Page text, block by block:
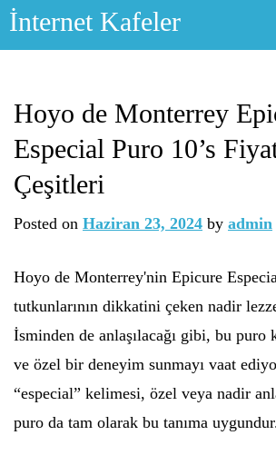
Skip
İnternet Kafeler
Hoyo de Monterrey
Especial Puro 10’s
Çeşitleri
Posted on Haziran 23, 2024 by admin
Hoyo de Monterrey'nin Epicure
tutkunlarının dikkatini çeken nadir
İsminden de anlaşılacağı gibi, bu
ve özel bir deneyim sunmayı vaat
“especial” kelimesi, özel veya nadir
puro da tam olarak bu tanıma